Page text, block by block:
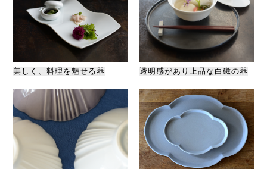
美しく、料理を魅せる器 透明感があり上品な白磁の器